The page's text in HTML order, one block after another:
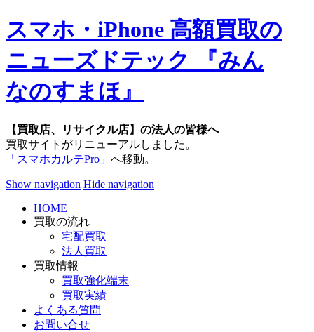
スマホ・iPhone 高額買取の
ニューズドテック 『みん
なのすまほ』
【買取店、リサイクル店】の法人の皆様へ
買取サイトがリニューアルしました。
「スマホカルテPro」 へ移動。
Show navigation Hide navigation
HOME
買取の流れ
宅配買取
法人買取
買取情報
買取強化端末
買取実績
よくある質問
お問い合せ